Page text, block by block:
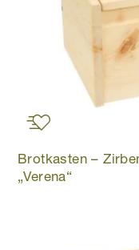
Brotkasten –
„Verena“